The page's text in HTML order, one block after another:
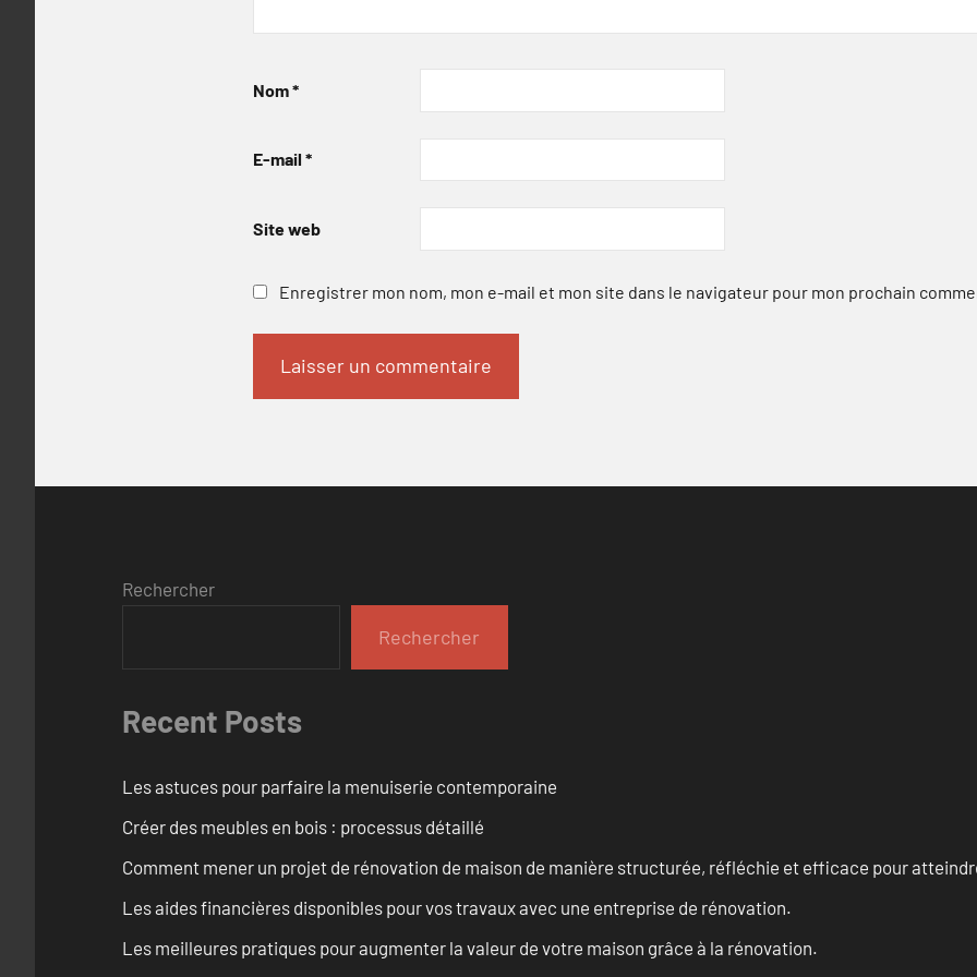
Nom*
E-mail *
Site web
Enregistrer mon nom, mon e-mail et mon site dans le navigateur pour mon prochain
Rechercher
Rechercher
Recent Posts
Les astuces pour parfaire la menuiserie contemporaine
Créer des meubles en bois : processus détaillé
Comment mener un projet de rénovation de maison de manière structurée, réfléchie et efficace pour
Les aides financières disponibles pour vos travaux avec une entreprise de rénovation.
Les meilleures pratiques pour augmenter la valeur de votre maison grâce à la rénovation.